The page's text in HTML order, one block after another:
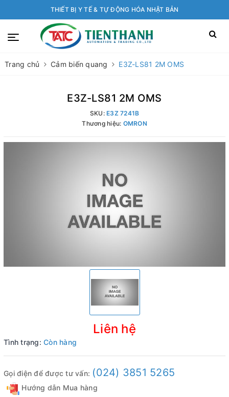
THIẾT BỊ Y TẾ & TỰ ĐỘNG HÓA NHẬT BẢN
Trang chủ Cảm biến quang E3Z-LS81 2M OMS
E3Z-LS81 2M OMS
SKU: E3Z 7241B
Thương hiệu: OMRON
Liên hệ
Tình trạng: Còn hàng
Gọi điện để được tư vấn: (024) 3851 5265
Hướng dẫn Mua hàng